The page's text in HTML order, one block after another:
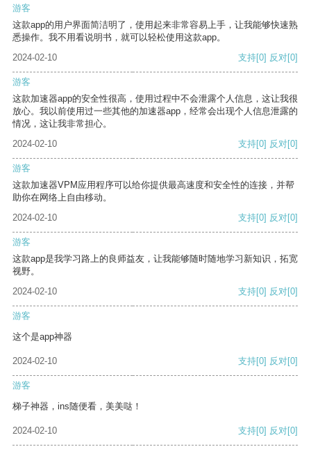
游客
这款app的用户界面简洁明了，使用起来非常容易上手，让我能够快速熟
悉操作。我不用看说明书，就可以轻松使用这款app。
2024-02-10
支持[0] 反对[0]
游客
这款加速器app的安全性很高，使用过程中不会泄露个人信息，这让我很
放心。我以前使用过一些其他的加速器app，经常会出现个人信息泄露的
情况，这让我非常担心。
2024-02-10
支持[0] 反对[0]
游客
这款加速器VPM应用程序可以给你提供最高速度和安全性的连接，并帮
助你在网络上自由移动。
2024-02-10
支持[0] 反对[0]
游客
这款app是我学习路上的良师益友，让我能够随时随地学习新知识，拓宽
视野。
2024-02-10
支持[0] 反对[0]
游客
这个是app神器
2024-02-10 支持[0] 反对[0]
游客
梯子神器，ins随便看，美美哒！
2024-02-10 支持[0] 反对[0]